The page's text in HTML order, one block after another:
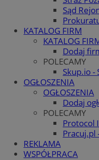
Sąd
KATALOG FIRM
KATALOG
Dodaj
POLECAMY
Skup.io -
OGŁOSZENIA
OGŁOSZENIA
Dodaj
POLECAMY
Protocol
Pracuj.pl
REKLAMA
WSPÓŁPRACA